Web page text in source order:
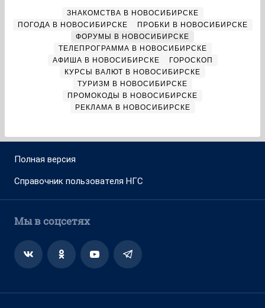
ЗНАКОМСТВА В НОВОСИБИРСКЕ
ПОГОДА В НОВОСИБИРСКЕ
ПРОБКИ В НОВОСИБИРСКЕ
ФОРУМЫ В НОВОСИБИРСКЕ
ТЕЛЕПРОГРАММА В НОВОСИБИРСКЕ
АФИША В НОВОСИБИРСКЕ
ГОРОСКОП
КУРСЫ ВАЛЮТ В НОВОСИБИРСКЕ
ТУРИЗМ В НОВОСИБИРСКЕ
ПРОМОКОДЫ В НОВОСИБИРСКЕ
РЕКЛАМА В НОВОСИБИРСКЕ
Полная версия
Справочник пользователя НГС
Мы в соцсетях